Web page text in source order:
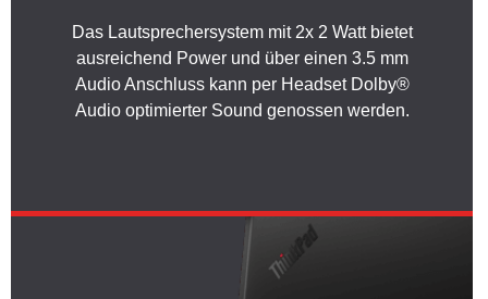
Das Lautsprechersystem mit 2x 2 Watt bietet
ausreichend Power und über einen 3.5 mm
Audio Anschluss kann per Headset Dolby®
Audio optimierter Sound genossen werden.